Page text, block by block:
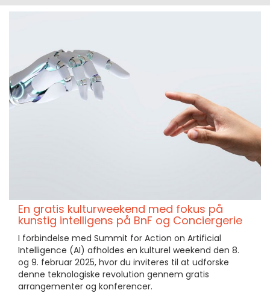
En gratis kulturweekend med fokus på
kunstig intelligens på BnF og Conciergerie
I forbindelse med Summit for Action on Artificial
Intelligence (AI) afholdes en kulturel weekend den 8.
og 9. februar 2025, hvor du inviteres til at udforske
denne teknologiske revolution gennem gratis
arrangementer og konferencer.